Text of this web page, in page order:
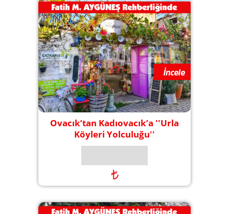
Ovacık’tan Kadıovacık’a ''Urla
Köyleri Yolculuğu''
₺